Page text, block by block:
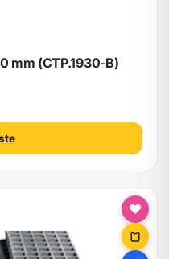
mm (CTP.1930-B)